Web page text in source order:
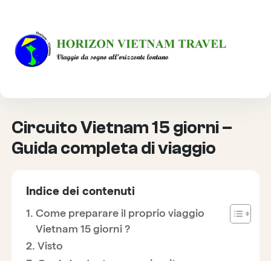
HOME
INFORMAZIONI PRATICHE
Circuito Vietnam 15 giorni –
Guida completa di viaggio
Indice dei contenuti
Come preparare il proprio viaggio
Vietnam 15 giorni ?
Visto